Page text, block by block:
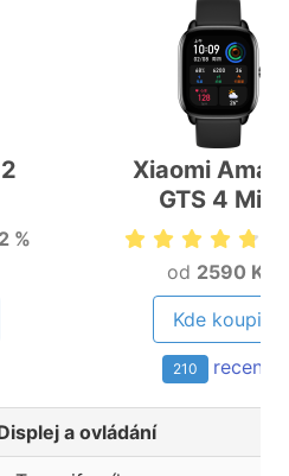
%
Xiaomi
GTS 4 Mini
od 2590 Kč
Kde koupit
210 recenzí
a ovládání